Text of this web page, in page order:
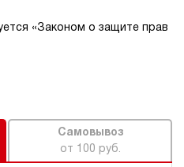
«Законом о защите прав
Самовывоз
от 100 руб.